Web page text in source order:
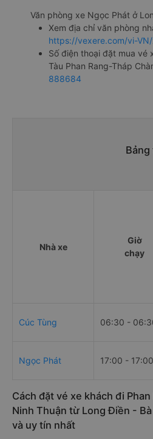
Văn phòng xe Ngọc Phát ở
Xem địa chỉ văn phòng
https://vexere.com/vi-
Số điện thoại đặt mua vé
Tàu Phan Rang-Tháp
888684
Nhà xe
Giờ
chạy
Cúc Tùng 06:30 -
Ngọc Phát 17:00 - 17:00
Cách đặt vé xe khách đi
Ninh Thuận từ Long Điền -
và uy tín nhất